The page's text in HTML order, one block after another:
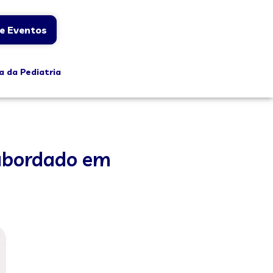
Eventos
da Pediatria
em